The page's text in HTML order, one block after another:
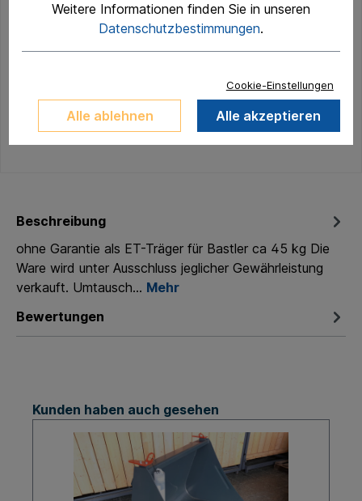
Sofort verfügbar, Lieferzeit: 7 days
Zum Merkzettel hinzufügen
Produktnummer:HSMT-007
Beschreibung
ohne Garantie als ET-Träger für Bastler ca 45 kg Die
Ware wird unter Ausschluss jeglicher Gewährleistung
verkauft. Umtausch… Mehr
Bewertungen
Kunden haben auch gesehen
Weitere Informationen finden Sie in unseren
Datenschutzbestimmungen.
Cookie-Einstellungen
Alle ablehnen Alle akzeptieren